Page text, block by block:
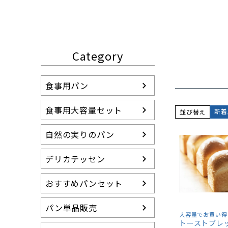
Category
食事用パン
食事用大容量セット
自然の実りのパン
デリカテッセン
おすすめパンセット
パン単品販売
並び替え 新
大容量でお買い
トーストブレ